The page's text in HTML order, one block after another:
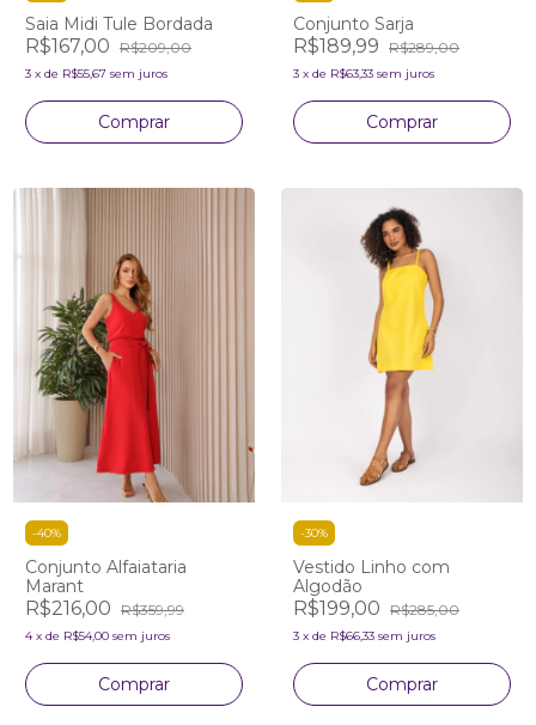
Saia Midi Tule Bordada
R$167,00 R$209,00
3 x de R$55,67 sem juros
Comprar
Conjunto Sarja
R$189,99 R$289,00
3 x de R$63,33 sem juros
Comprar
-40%
Conjunto Alfaiataria
Marant
R$216,00 R$359,99
4 x de R$54,00 sem juros
Comprar
-30%
Vestido Linho com
Algodão
R$199,00 R$285,00
3 x de R$66,33 sem juros
Comprar